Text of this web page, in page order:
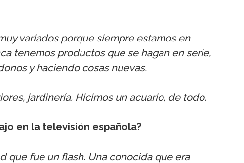
variados porque siempre estamos en
tenemos productos que se hagan en serie,
y haciendo cosas nuevas.
jardinería. Hicimos un acuario, de todo.
en la televisión española?
que fue un flash. Una conocida que era